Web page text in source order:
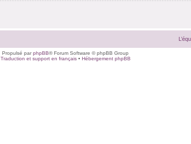
Propulsé parphpBB® Forum Software © phpBB Group
Traduction et support en français• Hébergement phpBB